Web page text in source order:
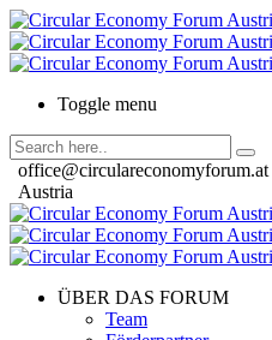
Toggle menu
office@circulareconomyforum.at
Austria
ÜBER DAS FORUM
Team